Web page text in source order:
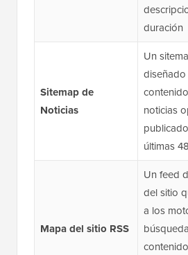
duración
Sitemap de
Noticias
Un
noticias
últimas
Mapa del sitio RSS
Un feed
del sitio
a los